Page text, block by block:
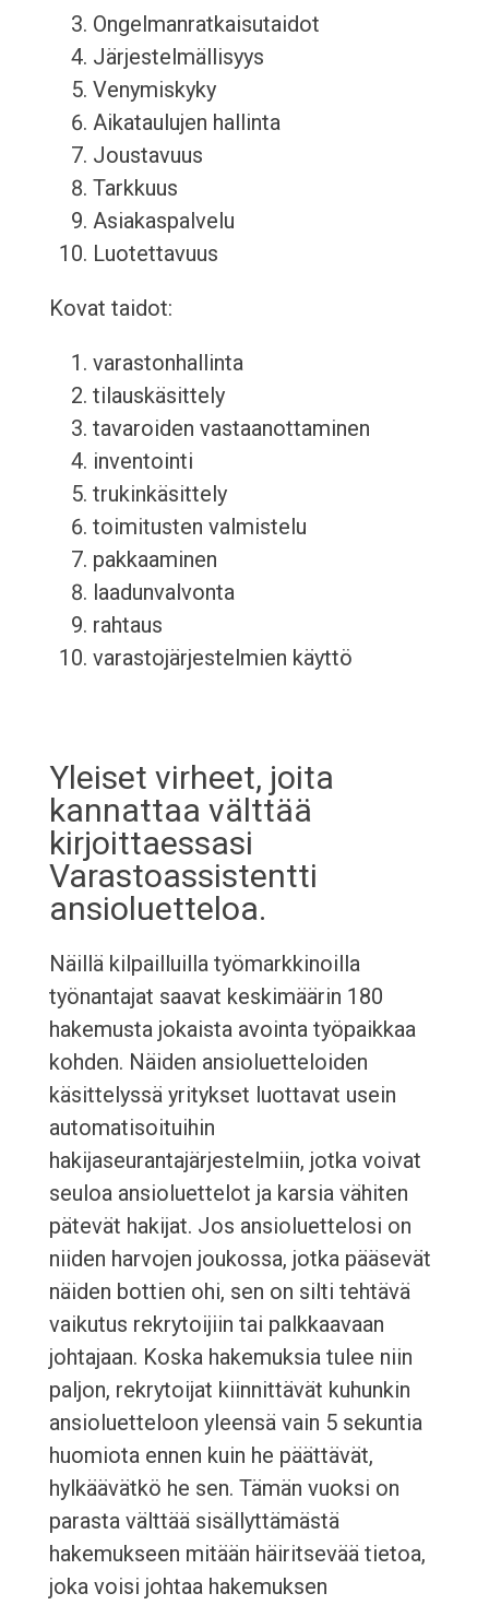
Ongelmanratkaisutaidot
Järjestelmällisyys
Venymiskyky
Aikataulujen hallinta
Joustavuus
Tarkkuus
Asiakaspalvelu
Luotettavuus
Kovat taidot:
varastonhallinta
tilauskäsittely
tavaroiden vastaanottaminen
inventointi
trukinkäsittely
toimitusten valmistelu
pakkaaminen
laadunvalvonta
rahtaus
varastojärjestelmien käyttö
Yleiset virheet, joita
kannattaa välttää
kirjoittaessasi
Varastoassistentti
ansioluetteloa.
Näillä kilpailluilla työmarkkinoilla
työnantajat saavat keskimäärin 180
hakemusta jokaista avointa työpaikkaa
kohden. Näiden ansioluetteloiden
käsittelyssä yritykset luottavat usein
automatisoituihin
hakijaseurantajärjestelmiin, jotka voivat
seuloa ansioluettelot ja karsia vähiten
pätevät hakijat. Jos ansioluettelosi on
niiden harvojen joukossa, jotka pääsevät
näiden bottien ohi, sen on silti tehtävä
vaikutus rekrytoijiin tai palkkaavaan
johtajaan. Koska hakemuksia tulee niin
paljon, rekrytoijat kiinnittävät kuhunkin
ansioluetteloon yleensä vain 5 sekuntia
huomiota ennen kuin he päättävät,
hylkäävätkö he sen. Tämän vuoksi on
parasta välttää sisällyttämästä
hakemukseen mitään häiritsevää tietoa,
joka voisi johtaa hakemuksen